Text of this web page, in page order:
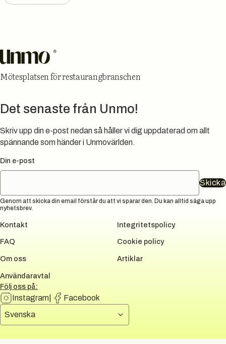
Mötesplatsen för restaurangbranschen
Det senaste från Unmo!
Skriv upp din e-post nedan så håller vi dig uppdaterad om allt
spännande som händer i Unmovärlden.
Din e-post
Skicka
Genom att skicka din email förstår du att vi sparar den. Du kan alltid säga upp
nyhetsbrev.
Kontakt
FAQ
Om oss
Användaravtal
Integritetspolicy
Cookie policy
Artiklar
Följ oss på:
Instagram
Facebook
Välj språk
Svenska